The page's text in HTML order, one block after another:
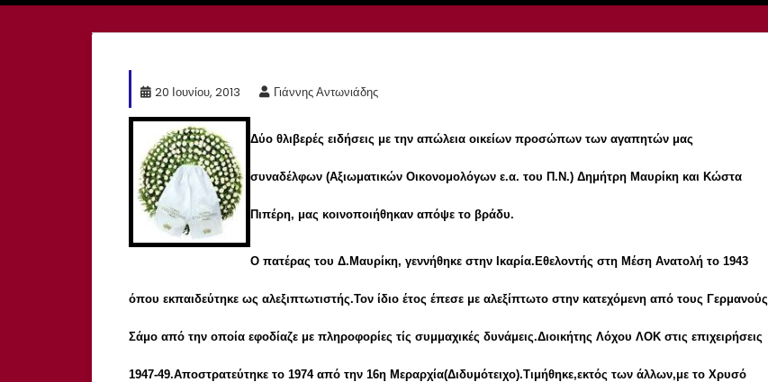
20 Ιουνίου, 2013 Γιάννης Αντωνιάδης
Δύο θλιβερές ειδήσεις με την απώλεια οικείων προσώπων των αγαπητών μας
συναδέλφων (Αξιωματικών Οικονομολόγων ε.α. του Π.Ν.) Δημήτρη Μαυρίκη και Κώστα
Πιπέρη, μας κοινοποιήθηκαν απόψε το βράδυ.
Ο πατέρας του Δ.Μαυρίκη, γεννήθηκε στην Ικαρία.Εθελοντής στη Μέση Ανατολή το 1943
όπου εκπαιδεύτηκε ως αλεξιπτωτιστής.Τον ίδιο έτος έπεσε με αλεξίπτωτο στην κατεχόμενη από τους Γερμανούς
Σάμο από την οποία εφοδίαζε με πληροφορίες τίς συμμαχικές δυνάμεις.Διοικήτης Λόχου ΛΟΚ στις επιχειρήσεις
1947-49.Αποστρατεύτηκε το 1974 από την 16η Μεραρχία(Διδυμότειχο).Τιμήθηκε,εκτός των άλλων,με το Χρυσό